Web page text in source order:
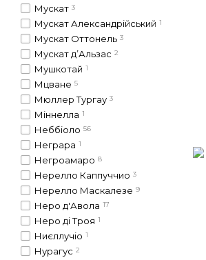
Мускат 3
Мускат Александрійський 1
Мускат Оттонель 3
Мускат д’Альзас 2
Мушкотай 1
Мцване 5
Мюллер Тургау 3
Міннелла 1
Неббіоло 56
Неграра 1
Негроамаро 8
Нерелло Каппуччио 3
Нерелло Маскалезе 9
Неро д'Авола 17
Неро ді Троя 1
Ниєллучіо 1
Нурагус 2